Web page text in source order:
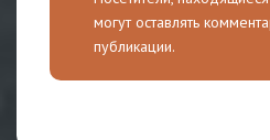
могут оставлять
публикации.